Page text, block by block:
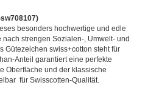
besonders hochwertige und edle
strengen Sozialen-, Umwelt- und
Gütezeichen swiss+cotton steht für
Anteil garantiert eine perfekte
Oberfläche und der klassische
für Swisscotten-Qualität.